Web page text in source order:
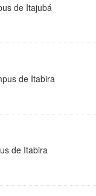
de Itajubá
de Itabira
de Itabira